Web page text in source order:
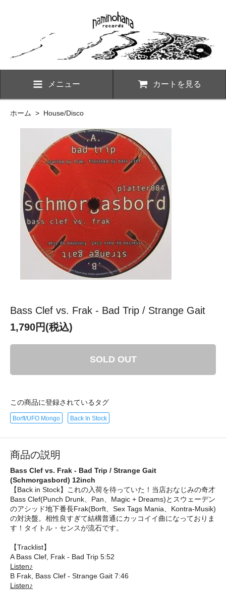
メニュー カートを見る
ホーム > House/Disco
Bass Clef vs. Frak - Bad Trip / Strange Gait
1,790円(税込)
SOLD OUT
この商品に登録されているタグ
Borft/UFO Mongo Back In Stock
商品の説明
Bass Clef vs. Frak - Bad Trip / Strange Gait
(Schmorgasbord) 12inch
【Back in Stock】これの入荷を待っていた！当店おなじみの奇才
Bass Clef(Punch Drunk、Pan、Magic + Dreams)とスウェーデン
のアシッド地下番長Frak(Borft、Sex Tags Mania、Kontra-Musik)
の対決盤。相性良すぎて結構普通にカッコイイ曲になっておりま
す！タイトル・センスが流石です。
【Tracklist】
A Bass Clef, Frak - Bad Trip 5:52
Listen♪
B Frak, Bass Clef - Strange Gait 7:46
Listen♪